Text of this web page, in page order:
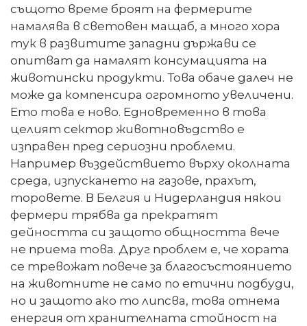
същото време броят на фермерите
намалява в световен мащаб, а много хора
тук в развитите западни държави се
опитват да намалят консумацията на
животински продукти. Това обаче далеч не
може да компенсира огромното увеличени.
Ето това е ново. Едновременно в това
целият сектор животновъдство е
изправен пред сериозни проблеми.
Например въздействието върху околната
среда, изпускането на газове, прахът,
торовете. В Белгия и Нидерландия някои
фермери трябва да прекратят
дейността си защото общността вече
не приема това. Друг проблем е, че хората
се тревожат повече за благосъстоянието
на животните не само по етични подбуди,
но и защото ако то липсва, това отнема
енергия от хранителната стойност на